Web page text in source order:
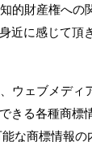
的財産権への
近に感じて頂
ウェブメディ
きる各種商標
な商標情報の